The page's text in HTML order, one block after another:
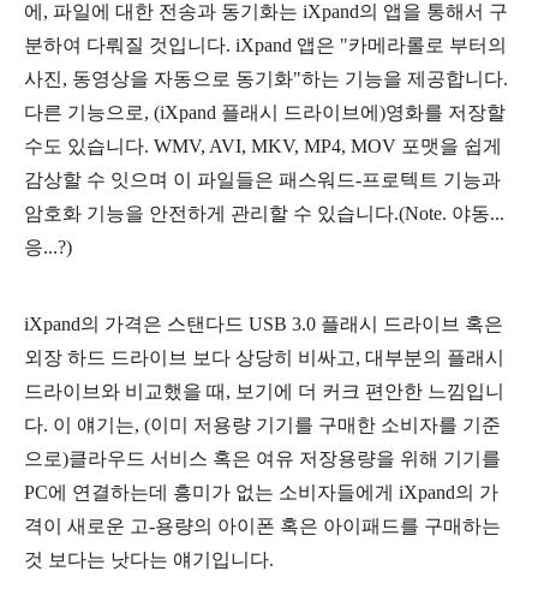
에, 파일에 대한 전 송과 동기화는 iXpand의 앱을 통해서 구
분하여 다뤄질 것입니다. iXpand 앱은 "카메라롤로 부터의
사진, 동영상을 자동으로 동기화"하는 기능을 제공합니다.
다른 기능으로, (iXpand 플래시 드라이브에)영화를 저장할
수도 있습니다. WMV, AVI, MKV, MP4, MOV 포맷을 쉽게
감상할 수 잇으며 이 파일들은 패스워드-프로텍트 기능과
암호화 기능을 안전하게 관리할 수 있습니다.(Note. 야동...
응...?)
iXpand의 가격은 스탠다드 USB 3.0 플래시 드라이브 혹은
외장 하드 드라이브 보다 상당히 비싸고, 대부분의 플래시
드라이브와 비교했을 때, 보기에 더 커크 편안한 느낌입니
다. 이 얘기는, (이미 저용량 기기를 구매한 소비자를 기준
으로)클라우드 서비스 혹은 여유 저장용량을 위해 기기를
PC에 연결하는데 흥미가 없는 소비자들에게 iXpand의 가
격이 새로운 고-용량의 아이폰 혹은 아이패드를 구매하는
것 보다는 낫다는 얘기입니다.